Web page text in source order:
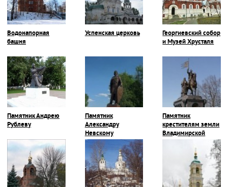
Водонапорная
башня
Успенская церковь
Георгиевский собор
и Музей Хрусталя
Памятник Андрею
Рублеву
Памятник
Александру
Невскому
Памятник
крестителям земли
Владимирской